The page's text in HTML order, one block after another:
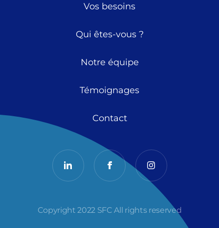
Vos besoins
Qui êtes-vous ?
Notre équipe
Témoignages
Contact
Copyright 2022 SFC All rights reserved